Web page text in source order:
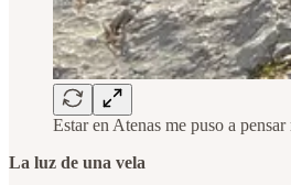
Estar en Atenas me puso a
La luz de una vela